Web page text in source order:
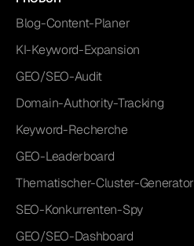
Blog-Content-Planer
KI-Keyword-Expansion
GEO/SEO-Audit
Domain-Authority-Tracking
Keyword-Recherche
GEO-Leaderboard
Thematischer-Cluster-Generator
SEO-Konkurrenten-Spy
GEO/SEO-Dashboard